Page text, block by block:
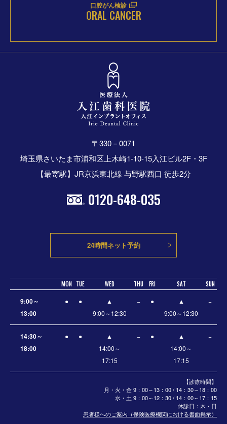
口腔がん検診
ORAL CANCER
〒330－0071
埼玉県さいたま市浦和区上木崎1-10-15入江ビル2F・3F
【最寄駅】JR京浜東北線 与野駅西口 徒歩2分
0120-648-035
24時間ネット予約
MON TUE WED THU FRI SAT SUN
【診療時間】
月・火・金 9：00～13：00 / 14：30～18：00
水・土 9：00～12：30 / 14：00～17：15
休診日：木・日
患者様へのご案内（保険医療機関における書面掲示）
9:00～
13:00
● ●
▲
9:00～12:30
− ●
▲
9:00～12:30
−
14:30～
18:00
● ●
▲
14:00～
17:15
− ●
▲
14:00～
17:15
−